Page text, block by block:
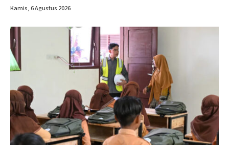
Kamis, 6 Agustus 2026